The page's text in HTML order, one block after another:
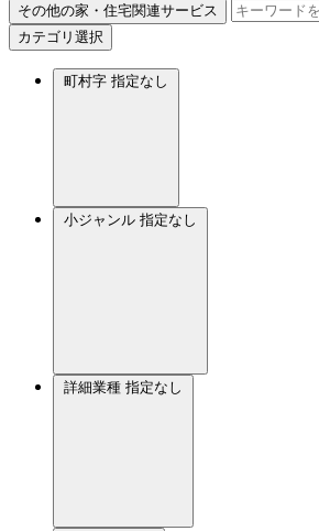
その他の家・住宅関連サービス
カテゴリ選択
町村字 指定なし
小ジャンル 指定なし
詳細業種 指定なし